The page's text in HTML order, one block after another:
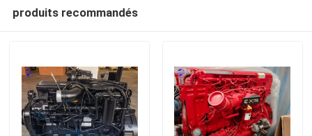
produits recommandés